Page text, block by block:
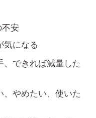
安
気になる
、できれば減量した
、やめたい、使いた